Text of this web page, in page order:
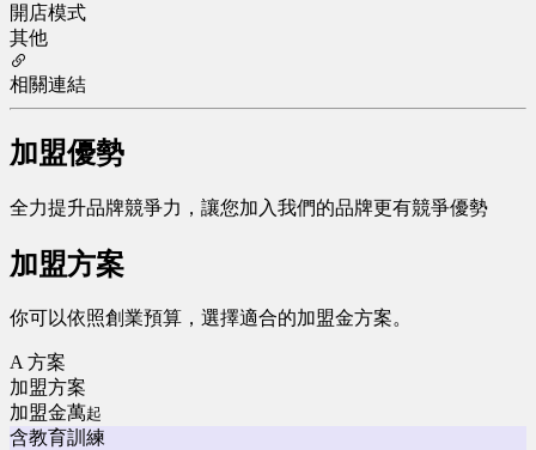
開店模式
其他
相關連結
加盟優勢
全力提升品牌競爭力，讓您加入我們的品牌更有競爭優勢
加盟方案
你可以依照創業預算，選擇適合的加盟金方案。
A 方案
加盟方案
加盟金萬起
含教育訓練